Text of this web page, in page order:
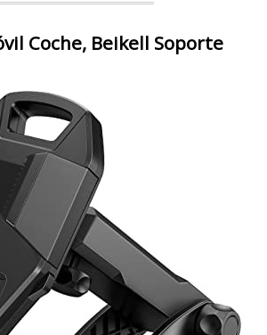
Coche, Beikell Soporte